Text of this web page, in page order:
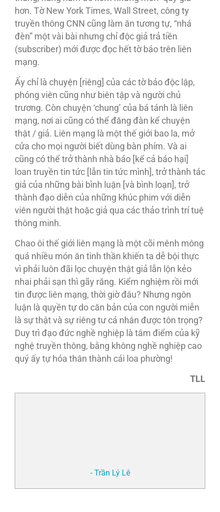
hơn. Tờ New York Times, Wall Street, công ty
truyền thông CNN cũng làm ăn tương tự, “nhá
đèn” một vài bài nhưng chỉ độc giả trả tiền
(subscriber) mới được đọc hết tờ báo trên liên
mạng.
Ấy chỉ là chuyện [riêng] của các tờ báo độc lập,
phóng viên cũng như biên tập và người chủ
trương. Còn chuyện ‘chung’ của bá tánh là liên
mạng, nơi ai cũng có thể đăng đàn kể chuyện
thật / giả. Liên mạng là một thế giới bao la, mở
cửa cho mọi người biết dùng bàn phím. Và ai
cũng có thể trở thành nhà báo [kể cả báo hại]
loan truyền tin tức [lẫn tin tức mình], trở thành tác
giả của những bài bình luận [và bình loạn], trở
thành đạo diễn của những khúc phim với diễn
viên người thật hoặc giả qua các thảo trình trí tuệ
thông minh.
Chao ôi thế giới liên mạng là một cõi mênh mông
quá nhiều món ăn tinh thần khiến ta dễ bội thực
vì phải luôn đãi lọc chuyện thật giả lẫn lộn kẻo
nhai phải sạn thì gãy răng. Kiểm nghiệm rồi mới
tin được liên mạng, thời giờ đâu? Nhưng ngôn
luận là quyền tự do căn bản của con người miễn
là sự thật và sự riêng tư cá nhân được tôn trọng?
Duy trì đạo đức nghề nghiệp là tâm điểm của kỹ
nghệ truyền thông, bằng không nghề nghiệp cao
quý ấy tự hóa thân thành cái loa phường!
TLL
- Trần Lý Lê